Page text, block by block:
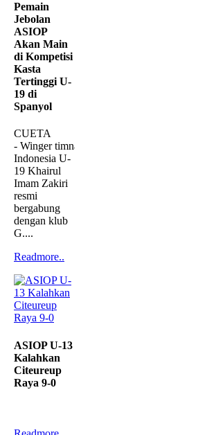
Pemain
Jebolan
ASIOP
Akan Main
di Kompetisi
Kasta
Tertinggi U-
19 di
Spanyol
CUETA
- Winger timnas
Indonesia U-
19 Khairul
Imam Zakiri
resmi
bergabung
dengan klub
G....
Readmore..
ASIOP U-13
Kalahkan
Citeureup
Raya 9-0